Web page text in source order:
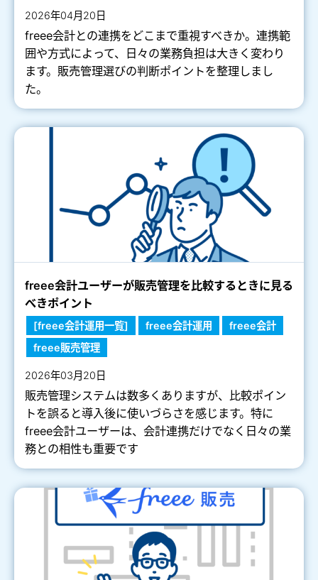
2026年04月20日
freee会計との連携をどこまで重視すべきか。連携範
囲や方式によって、日々の業務負担は大きく変わり
ます。販売管理選びの判断ポイントを整理しまし
た。
freee会計ユーザーが販売管理を⽐較するときに⾒る
べきポイント
[freee会計運用一覧] freee会計運用
freee会計
freee販売管理
2026年03月20日
販売管理システムは数多くありますが、比較ポイン
トを誤ると導入後に使いづらさを感じます。特に
freee会計ユーザーは、会計連携だけでなく日々の業
務との相性も重要です